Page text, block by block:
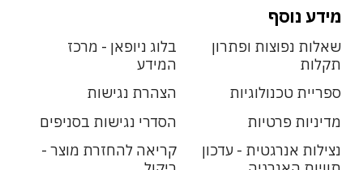
מידע נוסף
שאלות נפוצות ופתרון
תקלות
בלוג ניופאן - מרכז
המידע
ספריית טכנולוגיות
הצהרת נגישות
מדיניות פרטיות
הסדרי נגישות בסניפים
נצילות אנרגטית - עדכון
קריאה להחזרת מוצר -